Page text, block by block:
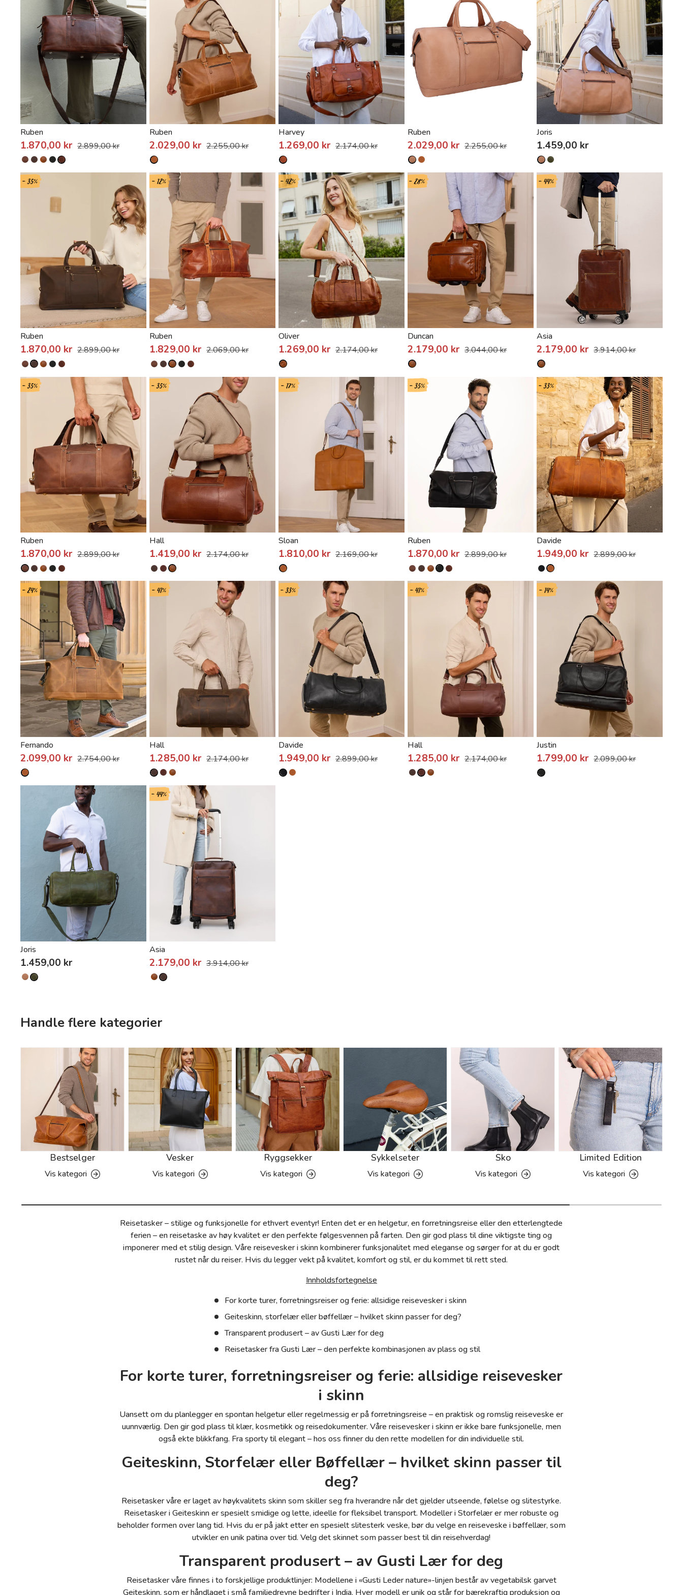
Ruben
1.870,00 kr 2.899,00 kr
Ruben
2.029,00 kr 2.255,00 kr
Harvey
1.269,00 kr 2.174,00 kr
Ruben
2.029,00 kr 2.255,00 kr
Joris
1.459,00 kr
- 35%
Ruben
1.870,00 kr 2.899,00 kr
- 12%
Ruben
1.829,00 kr 2.069,00 kr
- 42%
Oliver
1.269,00 kr 2.174,00 kr
- 28%
Duncan
2.179,00 kr 3.044,00 kr
- 44%
Asia
2.179,00 kr 3.914,00 kr
- 35%
Ruben
1.870,00 kr 2.899,00 kr
- 35%
Hall
1.419,00 kr 2.174,00 kr
- 17%
Sloan
1.810,00 kr 2.169,00 kr
- 35%
Ruben
1.870,00 kr 2.899,00 kr
- 33%
Davide
1.949,00 kr 2.899,00 kr
- 24%
Fernando
2.099,00 kr 2.754,00 kr
- 41%
Hall
1.285,00 kr 2.174,00 kr
- 33%
Davide
1.949,00 kr 2.899,00 kr
- 41%
Hall
1.285,00 kr 2.174,00 kr
- 14%
Justin
1.799,00 kr 2.099,00 kr
Joris
1.459,00 kr
- 44%
Asia
2.179,00 kr 3.914,00 kr
Handle flere kategorier
Bestselger
Vis kategori
Vesker
Vis kategori
Ryggsekker
Vis kategori
Sykkelseter
Vis kategori
Sko
Vis kategori
Limited Edition
Vis kategori
Reisetasker – stilige og funksjonelle for ethvert eventyr! Enten det er en helgetur, en forretningsreise eller den etterlengtede
ferien – en reisetaske av høy kvalitet er den perfekte følgesvennen på farten. Den gir god plass til dine viktigste ting og
imponerer med et stilig design. Våre reisevesker i skinn kombinerer funksjonalitet med eleganse og sørger for at du er godt
rustet når du reiser. Hvis du legger vekt på kvalitet, komfort og stil, er du kommet til rett sted.
Innholdsfortegnelse
For korte turer, forretningsreiser og ferie: allsidige reisevesker i skinn
Geiteskinn, storfelær eller bøffellær – hvilket skinn passer for deg?
Transparent produsert – av Gusti Lær for deg
Reisetasker fra Gusti Lær – den perfekte kombinasjonen av plass og stil
For korte turer, forretningsreiser og ferie: allsidige reisevesker
i skinn
Uansett om du planlegger en spontan helgetur eller regelmessig er på forretningsreise – en praktisk og romslig reiseveske er
uunnværlig. Den gir god plass til klær, kosmetikk og reisedokumenter. Våre reisevesker i skinn er ikke bare funksjonelle, men
også ekte blikkfang. Fra sporty til elegant – hos oss finner du den rette modellen for din individuelle stil.
Geiteskinn, Storfelær eller Bøffellær – hvilket skinn passer til
deg?
Reisetasker våre er laget av høykvalitets skinn som skiller seg fra hverandre når det gjelder utseende, følelse og slitestyrke.
Reisetasker i Geiteskinn er spesielt smidige og lette, ideelle for fleksibel transport. Modeller i Storfelær er mer robuste og
beholder formen over lang tid. Hvis du er på jakt etter en spesielt slitesterk veske, bør du velge en reiseveske i bøffellær, som
utvikler en unik patina over tid. Velg det skinnet som passer best til din reisehverdag!
Transparent produsert – av Gusti Lær for deg
Reisetasker våre finnes i to forskjellige produktlinjer: Modellene i «Gusti Leder nature»-linjen består av vegetabilsk garvet
Geiteskinn, som er håndlaget i små familiedrevne bedrifter i India. Hver modell er unik og står for bærekraftig produksjon og